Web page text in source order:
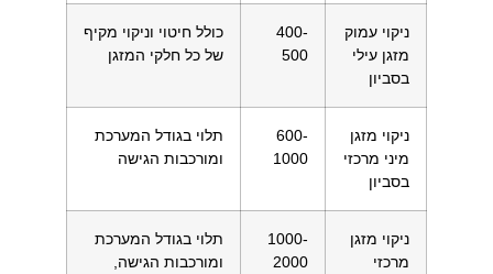
ניקוי עמוק
מזגן עילי
בסביון
400-
500
כולל חיטוי וניקוי מקיף
של כל חלקי המזגן
ניקוי מזגן
מיני מרכזי
בסביון
600-
1000
תלוי בגודל המערכת
ומורכבות הגישה
ניקוי מזגן
מרכזי
1000-
2000
תלוי בגודל המערכת
ומורכבות הגישה,